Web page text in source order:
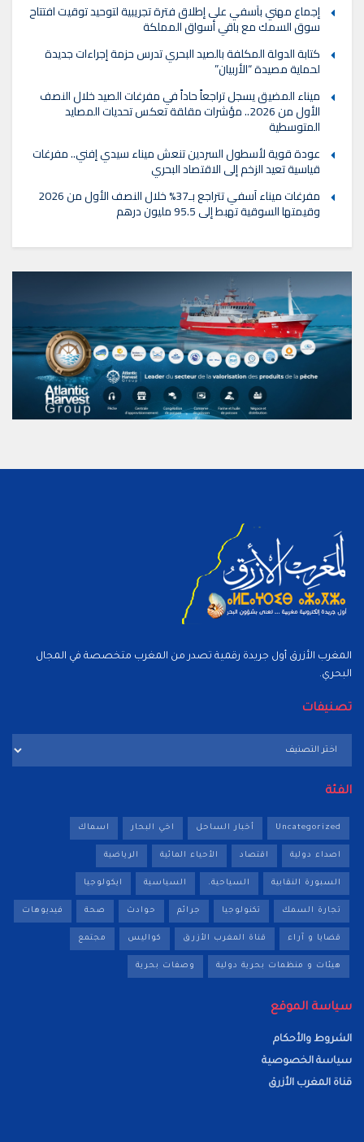
إجماع مهني بآسفي على إطلاق فترة تجريبية لتوحيد توقيت افتتاح
سوق السمك مع باقي أسواق المملكة
كتابة الدولة المكلفة بالصيد البحري تدرس حزمة إجراءات جديدة
لحماية مصيدة “الأربيان”
ميناء المضيق يسجل تراجعاً حاداً في مفرغات الصيد خلال النصف
الأول من 2026.. مؤشرات مقلقة تعكس تحديات المصايد
المتوسطية
عودة قوية لأسطول السردين تنعش ميناء سيدي إفني.. مفرغات
قياسية تعيد الزخم إلى الاقتصاد البحري
مفرغات ميناء آسفي تتراجع بـ37% خلال النصف الأول من 2026
وقيمتها السوقية تهبط إلى 95.5 مليون درهم
المغرب الأزرق أول جريدة رقمية تصدر من المغرب متخصصة في المجال
البحري.
تصنيفات
تصنيفات
الفئة
Uncategorized أخبار الساحل اخي البحار اسماك
اصداء دولية اقتصاد الأحياء المائية الرياضية
السبورة النقابية السياحية. السياسية ايكولوجيا
تجارة السمك تكنولوجيا جرائم حوادث صحة فيديوهات
قضايا و آراء قناة المغرب الأزرق كواليس مجتمع
هيئات و منظمات بحرية دولية وصفات بحرية
سياسة الموقع
الشروط والأحكام
سياسة الخصوصية
قناة المغرب الأزرق